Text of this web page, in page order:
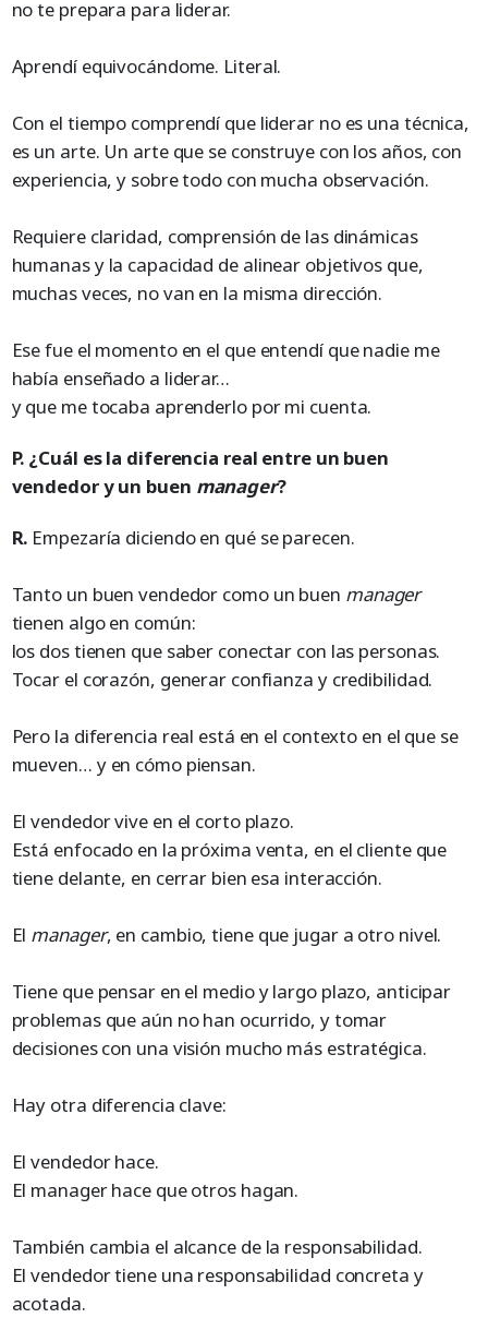
no te prepara para liderar.
Aprendí equivocándome. Literal.
Con el tiempo comprendí que liderar no es una técnica,
es un arte. Un arte que se construye con los años, con
experiencia, y sobre todo con mucha observación.
Requiere claridad, comprensión de las dinámicas
humanas y la capacidad de alinear objetivos que,
muchas veces, no van en la misma dirección.
Ese fue el momento en el que entendí que nadie me
había enseñado a liderar…
y que me tocaba aprenderlo por mi cuenta.
P. ¿Cuál es la diferencia real entre un buen
vendedor y un buen manager?
R. Empezaría diciendo en qué se parecen.
Tanto un buen vendedor como un buen manager
tienen algo en común:
los dos tienen que saber conectar con las personas.
Tocar el corazón, generar confianza y credibilidad.
Pero la diferencia real está en el contexto en el que se
mueven… y en cómo piensan.
El vendedor vive en el corto plazo.
Está enfocado en la próxima venta, en el cliente que
tiene delante, en cerrar bien esa interacción.
El manager, en cambio, tiene que jugar a otro nivel.
Tiene que pensar en el medio y largo plazo, anticipar
problemas que aún no han ocurrido, y tomar
decisiones con una visión mucho más estratégica.
Hay otra diferencia clave:
El vendedor hace.
El manager hace que otros hagan.
También cambia el alcance de la responsabilidad.
El vendedor tiene una responsabilidad concreta y
acotada.